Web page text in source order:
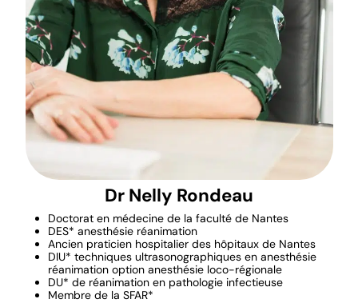
Dr Nelly Rondeau
Doctorat en médecine de la faculté de Nantes
DES* anesthésie réanimation
Ancien praticien hospitalier des hôpitaux de Nantes
DIU* techniques ultrasonographiques en anesthésie
réanimation option anesthésie loco-régionale
DU* de réanimation en pathologie infectieuse
Membre de la SFAR*